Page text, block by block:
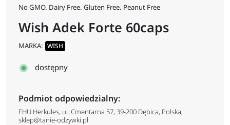
No GMO. Dairy Free. Gluten Free. Peanut Free
Wish Adek Forte 60caps
MARKA: WISH
dostępny
Podmiot odpowiedzialny:
FHU Herkules, ul. Cmentarna 57, 39-200 Dębica, Polska;
sklep@tanie-odzywki.pl